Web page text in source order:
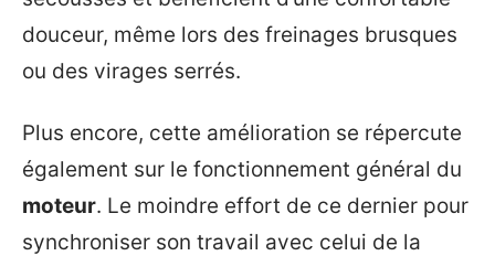
douceur, même lors des freinages brusques
ou des virages serrés.
Plus encore, cette amélioration se répercute
également sur le fonctionnement général du
moteur. Le moindre effort de ce dernier pour
synchroniser son travail avec celui de la